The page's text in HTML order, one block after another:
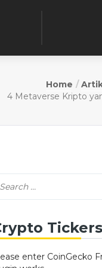
Home
4 Metaverse Kripto
Tickers
enter CoinGecko